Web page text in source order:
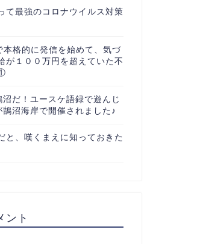
て最強のコロナウイルス対策
格的に発信を始めて、気づ
が１００万円を超えていた不
沼だ！ユースケ語録で遊んじ
鵠沼海岸で開催されました♪
と、嘆くまえに知っておきた
ント